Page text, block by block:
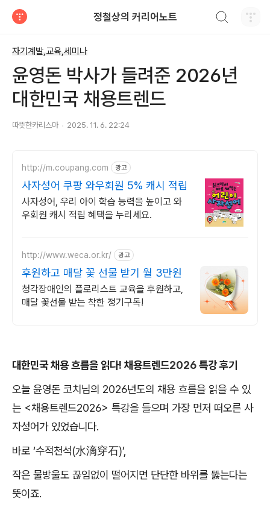
정철상의 커리어노트
자기계발,교육,세미나
윤영돈 박사가 들려준 2026년
대한민국 채용트렌드
따뜻한카리스마 2025. 11. 6. 22:24
http://m.coupang.com 광고
사자성어 쿠팡 와우회원 5% 캐시 적립
사자성어, 우리 아이 학습 능력을 높이고 와
우회원 캐시 적립 혜택을 누리세요.
http://www.weca.or.kr/ 광고
후원하고 매달 꽃 선물 받기 월 3만원
청각장애인의 플로리스트 교육을 후원하고,
매달 꽃선물 받는 착한 정기구독!
대한민국 채용 흐름을 읽다! 채용트렌드2026특강 후기
오늘 윤영돈 코치님의 2026년도의 채용 흐름을 읽을 수 있
는 <채용트렌드2026> 특강을 들으며 가장 먼저 떠오른 사
자성어가 있었습니다.
바로 ‘수적천석(水滴穿石)’,
작은 물방울도 끊임없이 떨어지면 단단한 바위를 뚫는다는
뜻이죠.